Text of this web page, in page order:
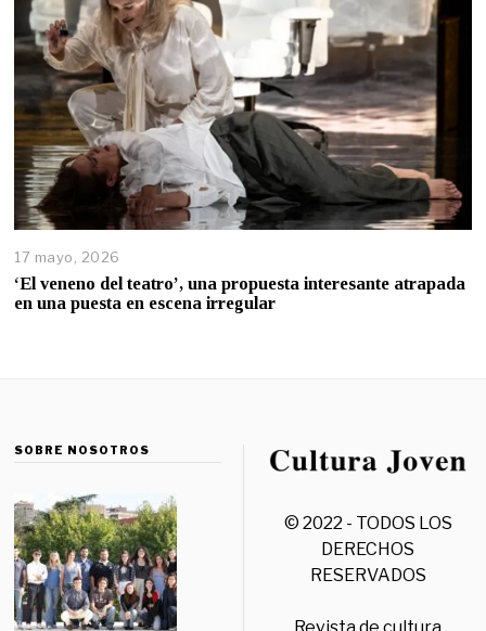
17 mayo, 2026
‘El veneno del teatro’, una propuesta interesante atrapada
en una puesta en escena irregular
SOBRE NOSOTROS
© 2022 - TODOS LOS
DERECHOS
RESERVADOS